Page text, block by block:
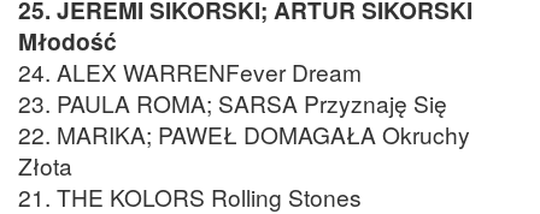
25. JEREMI SIKORSKI; ARTUR SIKORSKI
Młodość
24. ALEX WARRENFever Dream
23. PAULA ROMA; SARSA Przyznaję Się
22. MARIKA; PAWEŁ DOMAGAŁA Okruchy
Złota
21. THE KOLORS Rolling Stones